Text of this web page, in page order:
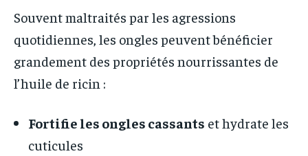
Souvent maltraités par les agressions
quotidiennes, les ongles peuvent bénéficier
grandement des propriétés nourrissantes de
l’huile de ricin :
Fortifie les ongles cassants et hydrate les
cuticules